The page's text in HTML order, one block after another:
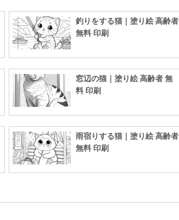
釣りをする猫｜塗り絵 高齢者
無料 印刷
窓辺の猫｜塗り絵 高齢者 無
料 印刷
雨宿りする猫｜塗り絵 高齢者
無料 印刷